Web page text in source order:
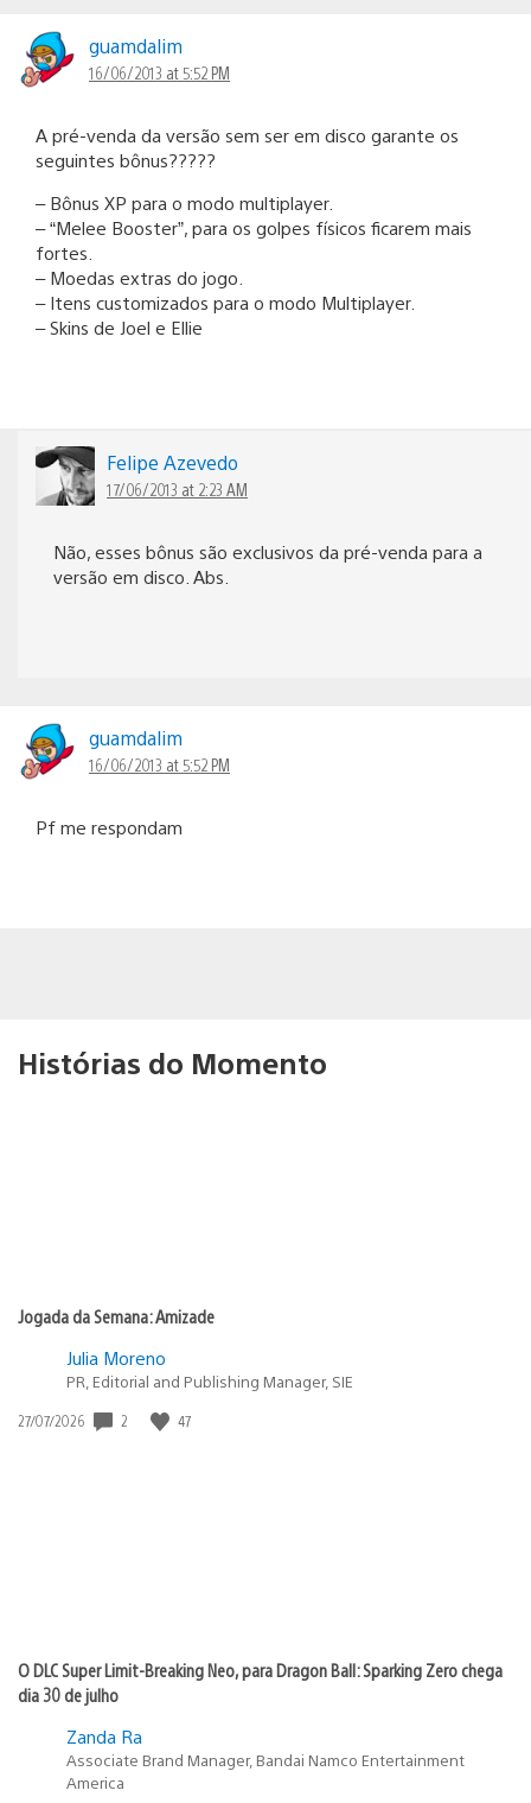
guamdalim
16/06/2013 at 5:52 PM
A pré-venda da versão sem ser em disco garante os
seguintes bônus?????
– Bônus XP para o modo multiplayer.
– “Melee Booster”, para os golpes físicos ficarem mais
fortes.
– Moedas extras do jogo.
– Itens customizados para o modo Multiplayer.
– Skins de Joel e Ellie
Felipe Azevedo
17/06/2013 at 2:23 AM
Não, esses bônus são exclusivos da pré-venda para a
versão em disco. Abs.
guamdalim
16/06/2013 at 5:52 PM
Pf me respondam
Histórias do Momento
Jogada da Semana: Amizade
Julia Moreno
PR, Editorial and Publishing Manager, SIE
Data
27/07/2026 2 47
O DLC Super Limit-Breaking Neo, para Dragon Ball: Sparking Zero chega
dia 30 de julho
Zanda Ra
Associate Brand Manager, Bandai Namco Entertainment
America